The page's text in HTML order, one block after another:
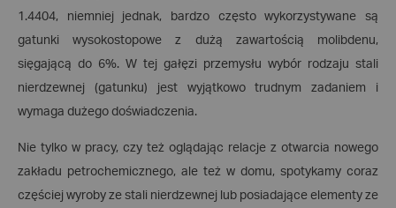
1.4404, niemniej jednak, bardzo często wykorzystywane są
gatunki wysokostopowe z dużą zawartością molibdenu,
sięgającą do 6%. W tej gałęzi przemysłu wybór rodzaju stali
nierdzewnej (gatunku) jest wyjątkowo trudnym zadaniem i
wymaga dużego doświadczenia.
Nie tylko w pracy, czy też oglądając relacje z otwarcia nowego
zakładu petrochemicznego, ale też w domu, spotykamy coraz
częściej wyroby ze stali nierdzewnej lub posiadające elementy ze